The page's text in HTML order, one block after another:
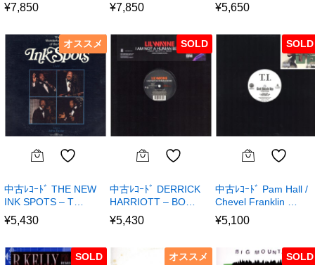
¥7,850 ¥7,850 ¥5,650
オススメ
中古ﾚｺｰﾄﾞ THE NEW
INK SPOTS – T…
¥5,430
SOLD
中古ﾚｺｰﾄﾞ DERRICK
HARRIOTT – BO…
¥5,430
SOLD
中古ﾚｺｰﾄﾞ Pam Hall /
Chevel Franklin …
¥5,100
SOLD オススメ SOLD